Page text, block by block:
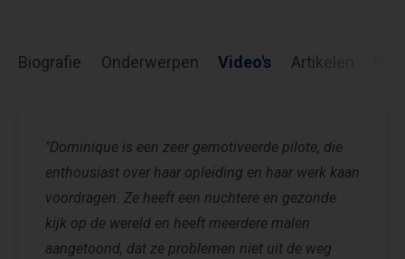
Biografie Onderwerpen Video's Artikelen
"Dominique is een zeer gemotiveerde pilote, die
enthousiast over haar opleiding en haar werk kaan
voordragen. Ze heeft een nuchtere en gezonde
kijk op de wereld en heeft meerdere malen
aangetoond, dat ze problemen niet uit de weg